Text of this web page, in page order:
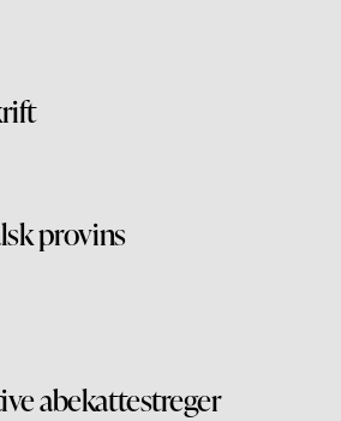
provins
abekattestreger